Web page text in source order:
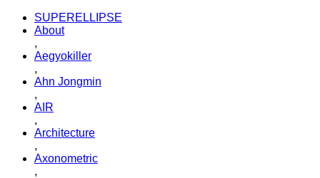
SUPERELLIPSE
About
,
Aegyokiller
,
Ahn Jongmin
,
AIR
,
Architecture
,
Axonometric
,